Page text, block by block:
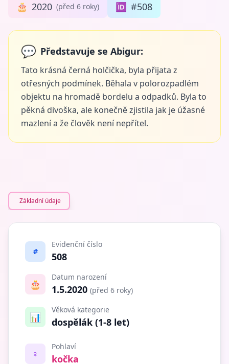
🎂 2020 (před 6 roky) 🆔 #508
💬 Představuje se Abigur:
Tato krásná černá holčička, byla přijata z
otřesných podmínek. Běhala v polorozpadlém
objektu na hromadě bordelu a odpadků. Byla to
pěkná divoška, ale konečně zjistila jak je úžasné
mazlení a že člověk není nepřítel.
Základní údaje
#
Evidenční číslo
508
🎂
Datum narození
1.5.2020 (před 6 roky)
📊
Věková kategorie
dospělák (1-8 let)
♀️
Pohlaví
kočka